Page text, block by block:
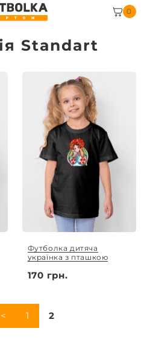
0
Standart
Футболка дитяча
українка з пташкою
170 грн.
< 1 2